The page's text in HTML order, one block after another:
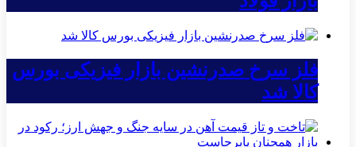
فلز سرخ صدرنشین بازار فیزیکی بورس
کالا شد